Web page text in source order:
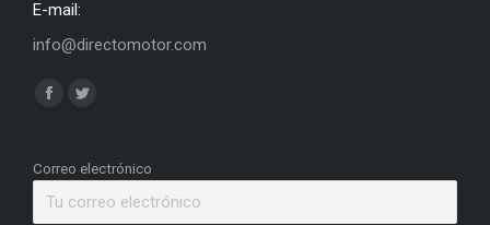
E-mail:
info@directomotor.com
Find us on:
Facebook
opens
Twitter
opens
Correo electrónico